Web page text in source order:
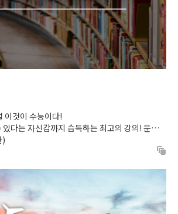
이것이 수능이다!
있다는 자신감까지 습득하는 최고의 강의! 문장
일 내에 완성하고자 하는 학습자를 ...
)